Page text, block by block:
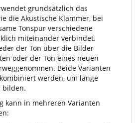
grundsätzlich das
die Akustische Klammer, bei
Tonspur verschiedene
miteinander verbindet.
der Ton über die Bilder
oder der Ton eines neuen
Beide Varianten
werden, um länge
bilden.
kann in mehreren Varianten